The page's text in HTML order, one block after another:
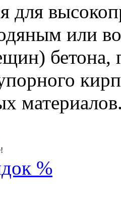
для
или
бетона,
%